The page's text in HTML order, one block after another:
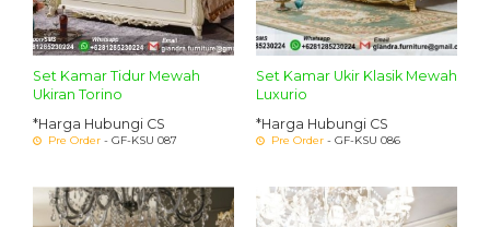
Set Kamar Tidur Mewah
Ukiran Torino
*Harga Hubungi CS
Pre Order - GF-KSU 087
Set Kamar Ukir Klasik Mewah
Luxurio
*Harga Hubungi CS
Pre Order - GF-KSU 086